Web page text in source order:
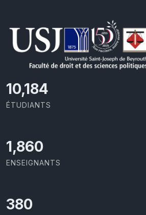
10,801
ÉTUDIANTS
1,973
ENSEIGNANTS
403